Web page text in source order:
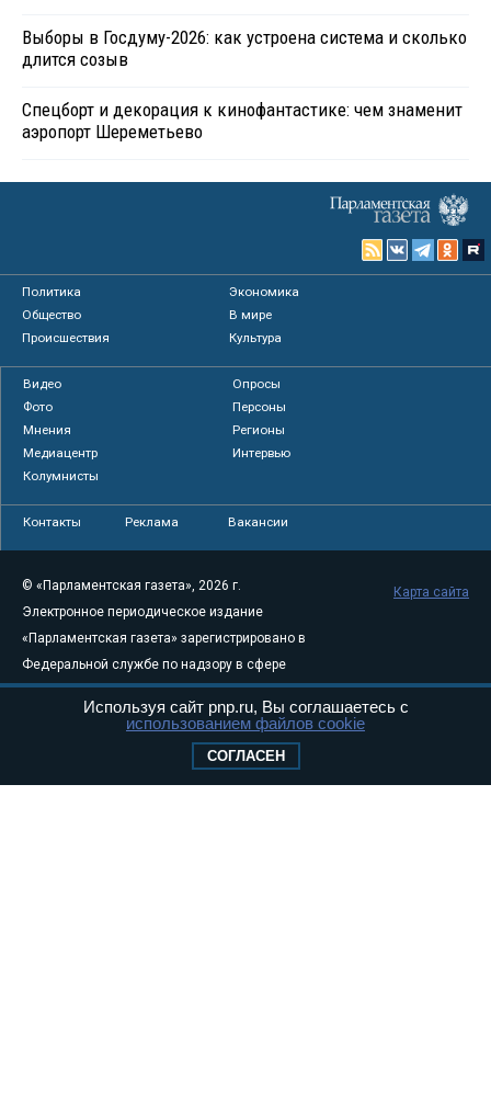
Выборы в Госдуму-2026: как устроена система и сколько
длится созыв
Спецборт и декорация к кинофантастике: чем знаменит
аэропорт Шереметьево
Политика
Экономика
Общество
В мире
Происшествия
Культура
Видео
Опросы
Фото
Персоны
Мнения
Регионы
Медиацентр
Интервью
Колумнисты
Контакты Реклама Вакансии
© «Парламентская газета», 2026 г.
Электронное периодическое издание
«Парламентская газета» зарегистрировано в
Федеральной службе по надзору в сфере
связи, информационных технологий и
массовых коммуникаций (Роскомнадзор) 05
Свидетельство о регистрации Эл № ФС77-
Карта сайта
Используя сайт pnp.ru, Вы соглашаетесь с
использованием файлов cookie
СОГЛАСЕН